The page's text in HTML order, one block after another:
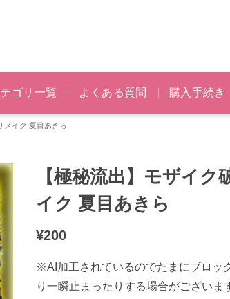
ゴリ一覧 よくある質問 購入手続き
メイク 夏目あきら
【極秘流出】モザイク
イク 夏目あきら
¥200
※AI加工されているのでたまにブロッ
り一瞬止まったりする場合がございま